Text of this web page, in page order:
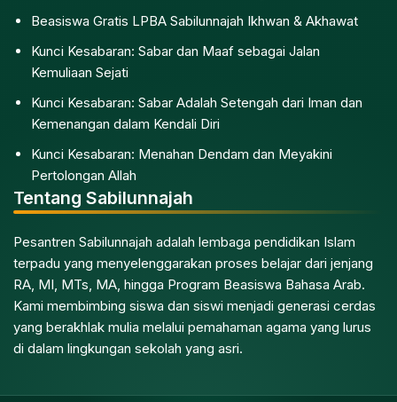
Beasiswa Gratis LPBA Sabilunnajah Ikhwan & Akhawat
Kunci Kesabaran: Sabar dan Maaf sebagai Jalan
Kemuliaan Sejati
Kunci Kesabaran: Sabar Adalah Setengah dari Iman dan
Kemenangan dalam Kendali Diri
Kunci Kesabaran: Menahan Dendam dan Meyakini
Pertolongan Allah
Tentang Sabilunnajah
Pesantren Sabilunnajah adalah lembaga pendidikan Islam
terpadu yang menyelenggarakan proses belajar dari jenjang
RA, MI, MTs, MA, hingga Program Beasiswa Bahasa Arab.
Kami membimbing siswa dan siswi menjadi generasi cerdas
yang berakhlak mulia melalui pemahaman agama yang lurus
di dalam lingkungan sekolah yang asri.